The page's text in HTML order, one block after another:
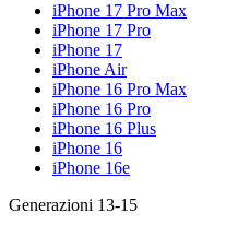
iPhone 17 Pro Max
iPhone 17 Pro
iPhone 17
iPhone Air
iPhone 16 Pro Max
iPhone 16 Pro
iPhone 16 Plus
iPhone 16
iPhone 16e
Generazioni 13-15